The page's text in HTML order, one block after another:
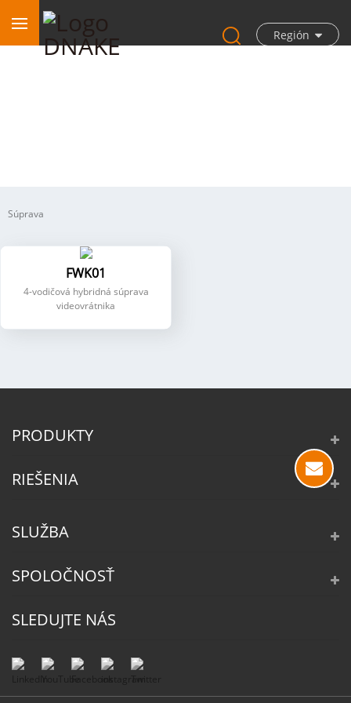
Región
Súprava
FWK01
4-vodičová hybridná súprava
videovrátnika
PRODUKTY
RIEŠENIA
SLUŽBA
SPOLOČNOSŤ
SLEDUJTE NÁS